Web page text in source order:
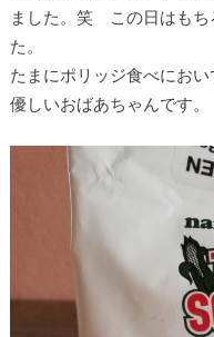
ました。笑 この日はもち
た。
たまにポリッジ食べにお
優しいおばあちゃんです。